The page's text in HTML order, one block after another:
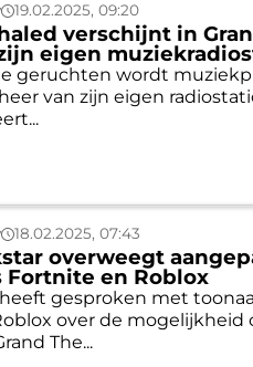
19.02.2025, 09:20
verschijnt in
eigen
geruchten wordt
van zijn eigen
18.02.2025, 07:43
overweegt
Fortnite en Roblox
heeft gesproken met
over de mogelijkheid
The...